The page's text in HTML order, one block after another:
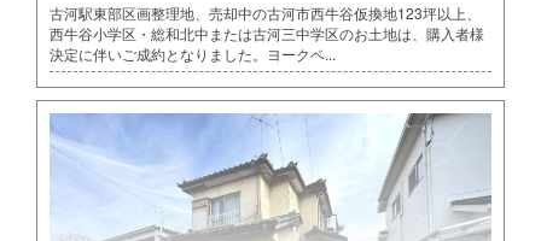
古河駅東部区画整理地、売却中の古河市西牛谷仮換地123坪以上、
西牛谷小学区・総和北中または古河三中学区のお土地は、購入者様
決定に伴いご成約となりました。ヨークベ...